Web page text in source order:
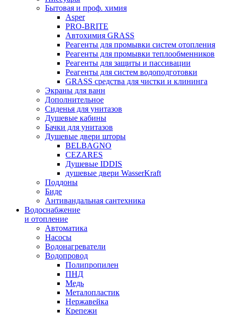
Бытовая и проф. химия
Asper
PRO-BRITE
Автохимия GRASS
Реагенты для промывки систем отопления
Реагенты для промывки теплообменников
Реагенты для защиты и пассивации
Реагенты для систем водоподготовки
GRASS средства для чистки и клининга
Экраны для ванн
Дополнительное
Сиденья для унитазов
Душевые кабины
Бачки для унитазов
Душевые двери шторы
BELBAGNO
CEZARES
Душевые IDDIS
душевые двери WasserKraft
Поддоны
Биде
Антивандальная сантехника
Водоснабжение
и отопление
Автоматика
Насосы
Водонагреватели
Водопровод
Полипропилен
ПНД
Медь
Металопластик
Нержавейка
Крепежи